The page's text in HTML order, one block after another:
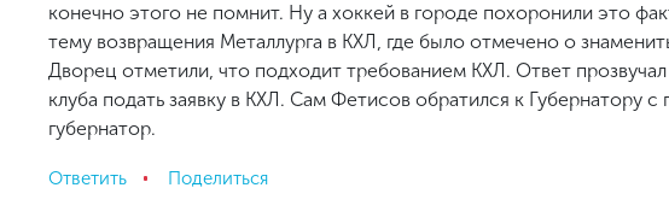
конечно этого не помнит. Ну а хоккей в городе похоронили это
тему возвращения Металлурга в КХЛ, где было отмечено о
Дворец отметили, что подходит требованием КХЛ. Ответ
клуба подать заявку в КХЛ. Сам Фетисов обратился к Губернатору
губернатор.
Ответить Поделиться